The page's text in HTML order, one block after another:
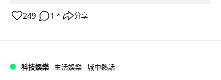
249 1 ↗ 分享
科技娛樂 生活娛樂 城中熱話